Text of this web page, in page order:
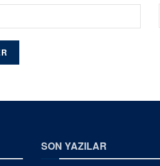
SON YAZILAR